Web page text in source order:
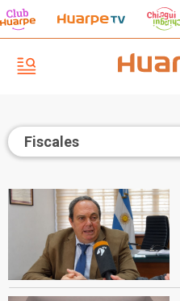
Fiscales